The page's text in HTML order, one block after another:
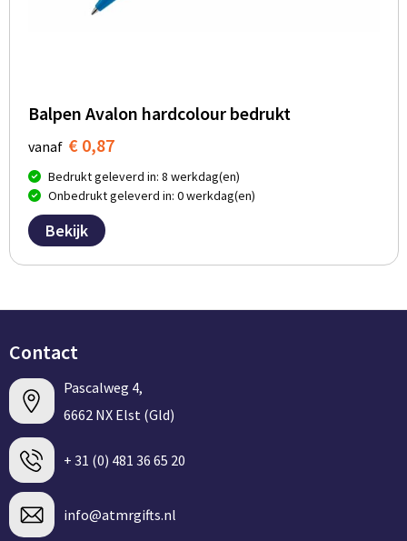
Balpen Avalon hardcolour bedrukt
vanaf € 0,87
Bedrukt geleverd in: 8 werkdag(en)
Onbedrukt geleverd in: 0 werkdag(en)
Bekijk
Contact
Pascalweg 4,
6662 NX Elst (Gld)
+ 31 (0) 481 36 65 20
info@atmrgifts.nl